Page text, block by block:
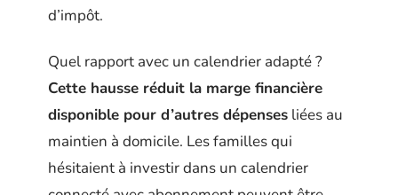
d’impôt.
Quel rapport avec un calendrier adapté ?
Cette hausse réduit la marge financière
disponible pour d’autres dépenses liées au
maintien à domicile. Les familles qui
hésitaient à investir dans un calendrier